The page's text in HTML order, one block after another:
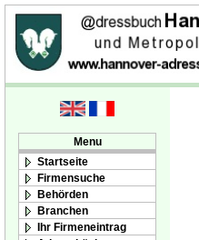
Menu
Startseite
Firmensuche
Behörden
Branchen
Ihr Firmeneintrag